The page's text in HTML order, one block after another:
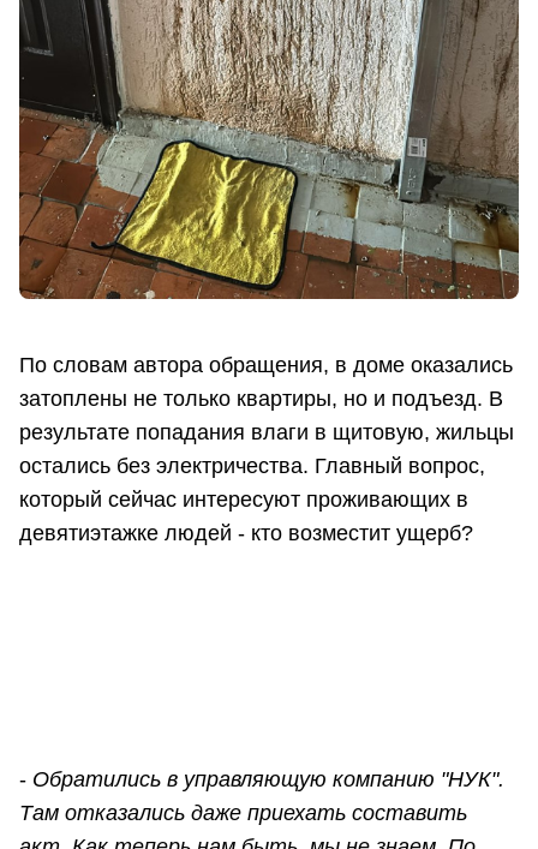
По словам автора обращения, в доме оказались
затоплены не только квартиры, но и подъезд. В
результате попадания влаги в щитовую, жильцы
остались без электричества. Главный вопрос,
который сейчас интересуют проживающих в
девятиэтажке людей - кто возместит ущерб?
- Обратились в управляющую компанию "НУК".
Там отказались даже приехать составить